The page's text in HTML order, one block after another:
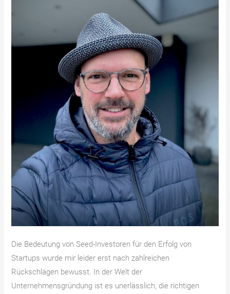
Die Bedeutung von Seed-Investoren für den Erfolg von
Startups wurde mir leider erst nach zahlreichen
Rückschlägen bewusst. In der Welt der
Unternehmensgründung ist es unerlässlich, die richtigen